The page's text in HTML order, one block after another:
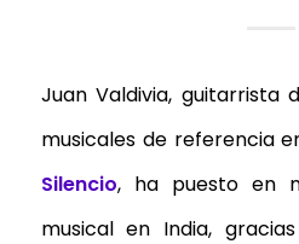
Juan Valdivia, guitarrista
musicales de referencia
Silencio, ha puesto en
musical en India,